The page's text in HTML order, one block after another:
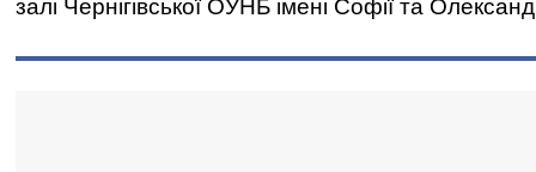
залі Чернігівської ОУНБ імені Софії та